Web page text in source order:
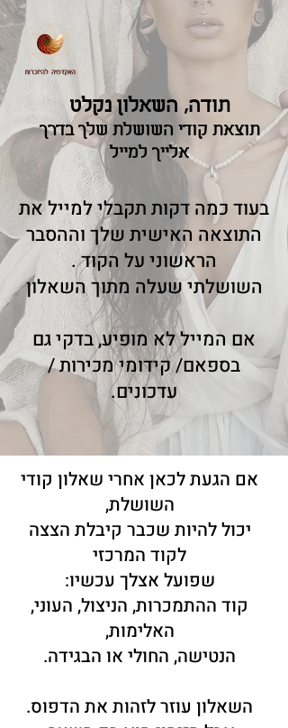
תודה, השאלון נקלט
תוצאת קודי השושלת שלך בדרך
אלייך למייל
בעוד כמה דקות תקבלי למייל את
התוצאה האישית שלך וההסבר
הראשוני על הקוד .
השושלתי שעלה מתוך השאלון
אם המייל לא מופיע, בדקי גם
בספאם/ קידומי מכירות /
עדכונים.
אם הגעת לכאן אחרי שאלון קודי
השושלת,
יכול להיות שכבר קיבלת הצצה
לקוד המרכזי
שפועל אצלך עכשיו:
קוד ההתמכרות, הניצול, העוני,
האלימות,
הנטישה, החולי או הבגידה.
השאלון עוזר לזהות את הדפוס.